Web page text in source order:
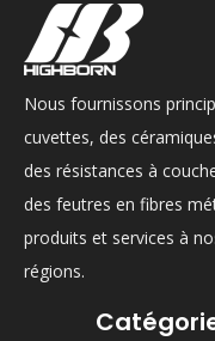
Nous fournissons
cuvettes, des
des résistances à
des feutres en fibres
produits et services à
régions.